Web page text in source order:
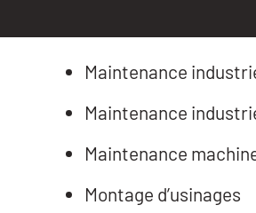
Maintenance
Maintenance
Maintenance
Montage d’usinages